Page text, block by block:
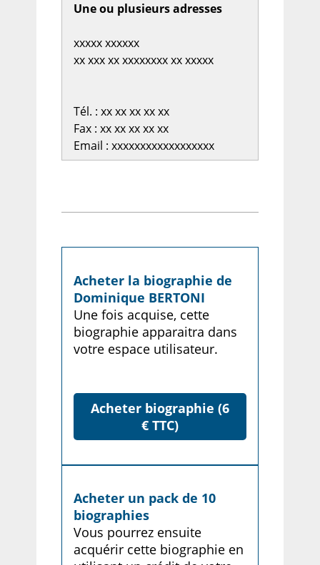
Une ou plusieurs adresses
xxxxx xxxxxx
xx xxx xx xxxxxxxx xx xxxxx
Tél. : xx xx xx xx xx
Fax : xx xx xx xx xx
Email : xxxxxxxxxxxxxxxxxx
Acheter la biographie de
Dominique BERTONI
Une fois acquise, cette
biographie apparaitra dans
votre espace utilisateur.
Acheter biographie (6
€ TTC)
Acheter un pack de 10
biographies
Vous pourrez ensuite
acquérir cette biographie en